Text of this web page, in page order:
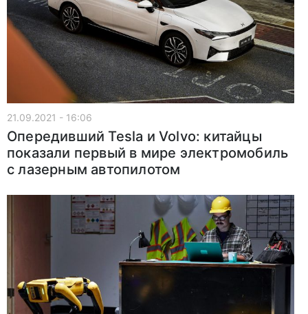
21.09.2021 - 16:06
Опередивший Tesla и Volvo: китайцы
показали первый в мире электромобиль
с лазерным автопилотом